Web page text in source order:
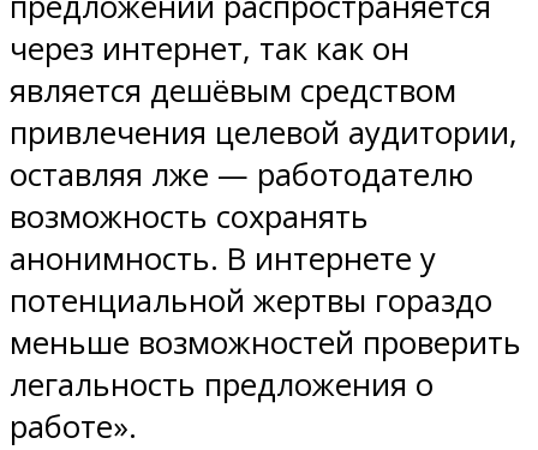
через интернет, так как он
является дешёвым средством
привлечения целевой аудитории,
оставляя лже — работодателю
возможность сохранять
анонимность. В интернете у
потенциальной жертвы гораздо
меньше возможностей проверить
легальность предложения о
работе».